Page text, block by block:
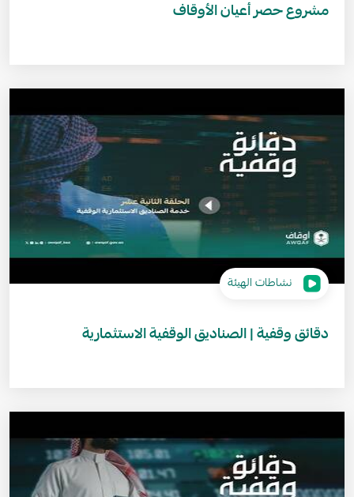
مشروع حصر أعيان الأوقاف
نشاطات الهيئة
دقائق وقفية | الصناديق الوقفية الاستثمارية